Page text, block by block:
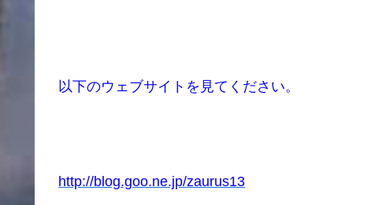
以下のウェブサイトを見てください。
http://blog.goo.ne.jp/zaurus13